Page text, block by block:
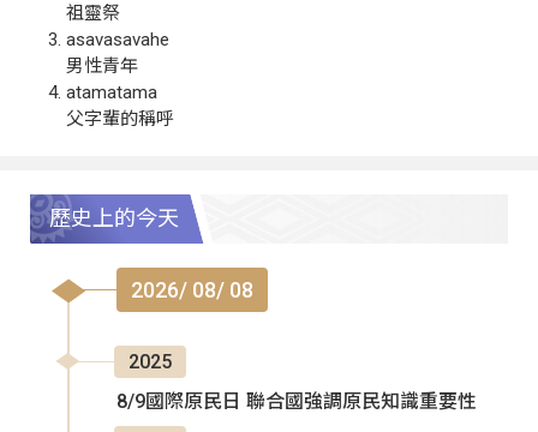
祖靈祭
asavasavahe
男性青年
atamatama
父字輩的稱呼
歷史上的今天
2026/ 08/ 08
2025
8/9國際原民日 聯合國強調原民知識重要性